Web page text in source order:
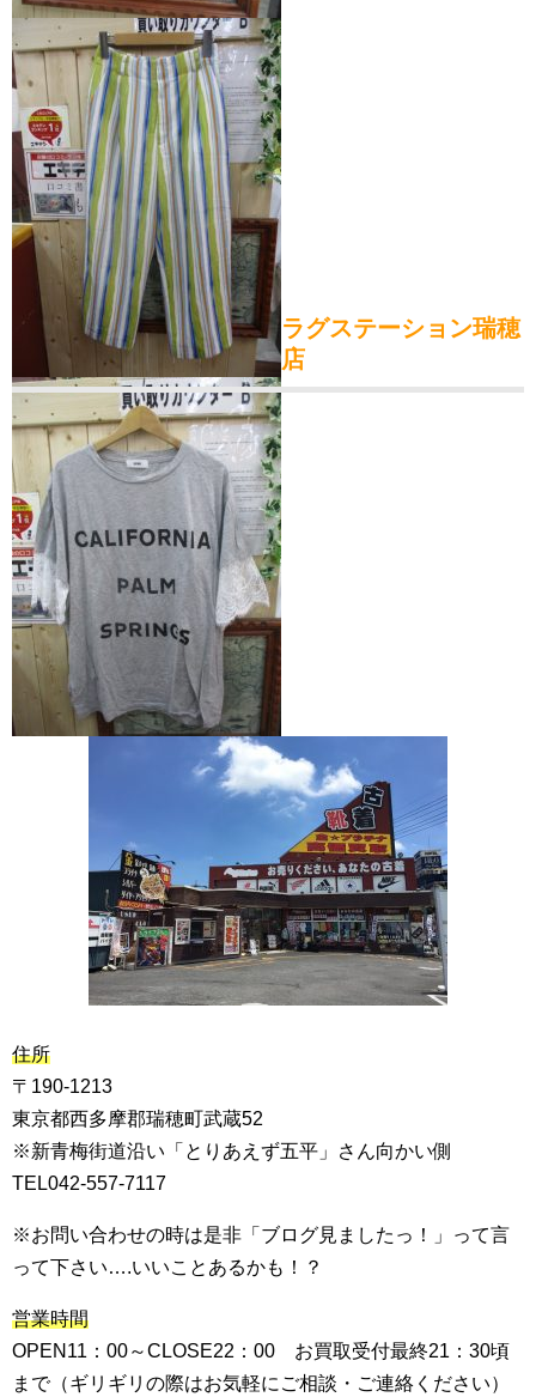
ラグステーション瑞穂
店
住所
〒190-1213
東京都西多摩郡瑞穂町武蔵52
※新青梅街道沿い「とりあえず五平」さん向かい側
TEL042-557-7117
※お問い合わせの時は是非「ブログ見ましたっ！」って言
って下さい….いいことあるかも！？
営業時間
OPEN11：00～CLOSE22：00 お買取受付最終21：30頃
まで（ギリギリの際はお気軽にご相談・ご連絡ください）